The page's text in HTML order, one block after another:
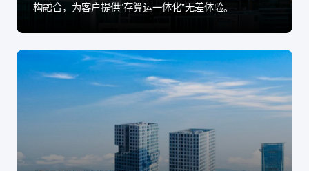
构融合，为客户提供“存算运一体化”无差体验。